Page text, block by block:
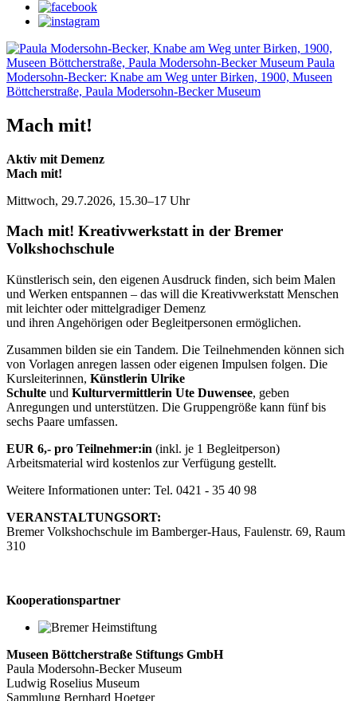
Mach mit!
Aktiv mit Demenz
Mach mit!
Mittwoch, 29.7.2026, 15.30–17 Uhr
Mach mit! Kreativwerkstatt in der Bremer
Volkshochschule
Künstlerisch sein, den eigenen Ausdruck finden, sich beim Malen
und Werken entspannen – das will die Kreativwerkstatt Menschen
mit leichter oder mittelgradiger Demenz
und ihren Angehörigen oder Begleitpersonen ermöglichen.
Zusammen bilden sie ein Tandem. Die Teilnehmenden können sich
von Vorlagen anregen lassen oder eigenen Impulsen folgen. Die
Kursleiterinnen, Künstlerin Ulrike
Schulte und Kulturvermittlerin Ute Duwensee, geben
Anregungen und unterstützen. Die Gruppengröße kann fünf bis
sechs Paare umfassen.
EUR 6,- pro Teilnehmer:in (inkl. je 1 Begleitperson)
Arbeitsmaterial wird kostenlos zur Verfügung gestellt.
Weitere Informationen unter: Tel. 0421 - 35 40 98
VERANSTALTUNGSORT:
Bremer Volkshochschule im Bamberger-Haus, Faulenstr. 69, Raum
310
Kooperationspartner
Museen Böttcherstraße Stiftungs GmbH
Paula Modersohn-Becker Museum
Ludwig Roselius Museum
Sammlung Bernhard Hoetger